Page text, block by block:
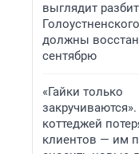
выглядит
должны
сентябрю
«Гайки только
коттеджей
клиентов — им